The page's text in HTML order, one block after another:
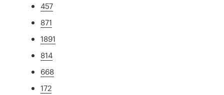
457
871
1891
814
668
172